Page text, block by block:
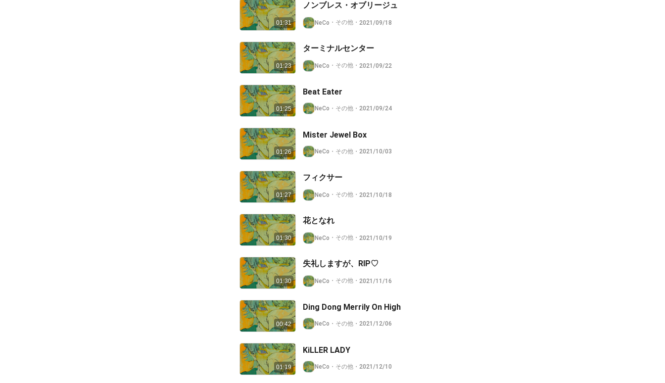
01:31
ノンブレス・オブリージュ
NeCo ・ その他 ・ 2021/09/18
01:23
ターミナルセンター
NeCo ・ その他 ・ 2021/09/22
01:25
Beat Eater
NeCo ・ その他 ・ 2021/09/24
01:26
Mister Jewel Box
NeCo ・ その他 ・ 2021/10/03
01:27
フィクサー
NeCo ・ その他 ・ 2021/10/18
01:30
花となれ
NeCo ・ その他 ・ 2021/10/19
01:30
失礼しますが、RIP♡
NeCo ・ その他 ・ 2021/11/16
00:42
Ding Dong Merrily On High
NeCo ・ その他 ・ 2021/12/06
01:19
KiLLER LADY
NeCo ・ その他 ・ 2021/12/10